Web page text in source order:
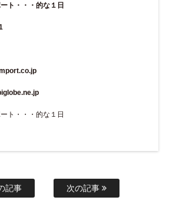
記事 次の記事